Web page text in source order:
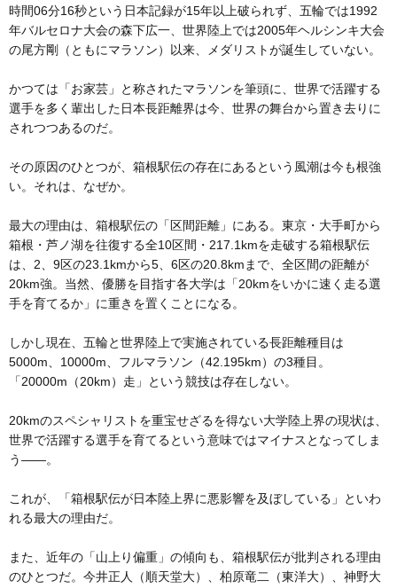
時間06分16秒という日本記録が15年以上破られず、五輪では1992
年バルセロナ大会の森下広一、世界陸上では2005年ヘルシンキ大会
の尾方剛（ともにマラソン）以来、メダリストが誕生していない。
かつては「お家芸」と称されたマラソンを筆頭に、世界で活躍する
選手を多く輩出した日本長距離界は今、世界の舞台から置き去りに
されつつあるのだ。
その原因のひとつが、箱根駅伝の存在にあるという風潮は今も根強
い。それは、なぜか。
最大の理由は、箱根駅伝の「区間距離」にある。東京・大手町から
箱根・芦ノ湖を往復する全10区間・217.1kmを走破する箱根駅伝
は、2、9区の23.1kmから5、6区の20.8kmまで、全区間の距離が
20km強。当然、優勝を目指す各大学は「20kmをいかに速く走る選
手を育てるか」に重きを置くことになる。
しかし現在、五輪と世界陸上で実施されている長距離種目は
5000m、10000m、フルマラソン（42.195km）の3種目。
「20000m（20km）走」という競技は存在しない。
20kmのスペシャリストを重宝せざるを得ない大学陸上界の現状は、
世界で活躍する選手を育てるという意味ではマイナスとなってしま
う――。
これが、「箱根駅伝が日本陸上界に悪影響を及ぼしている」といわ
れる最大の理由だ。
また、近年の「山上り偏重」の傾向も、箱根駅伝が批判される理由
のひとつだ。今井正人（順天堂大）、柏原竜二（東洋大）、神野大